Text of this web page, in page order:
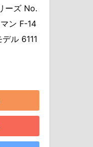
ーズ No.
ン F-14
ル 6111